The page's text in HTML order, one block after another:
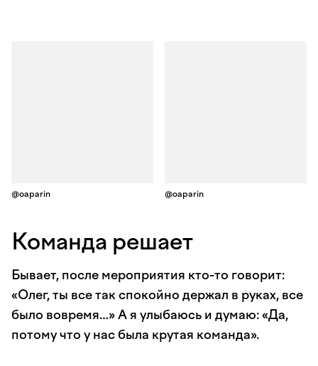
@oaparin @oaparin
Команда решает
Бывает, после мероприятия кто-то говорит:
«Олег, ты все так спокойно держал в руках, все
было вовремя…» А я улыбаюсь и думаю: «Да,
потому что у нас была крутая команда».